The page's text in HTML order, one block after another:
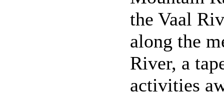
the Vaal
along the
River, a
activities